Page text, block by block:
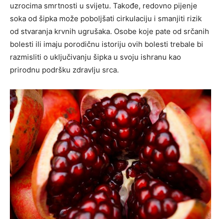
uzrocima smrtnosti u svijetu. Takođe, redovno pijenje
soka od šipka može poboljšati cirkulaciju i smanjiti rizik
od stvaranja krvnih ugrušaka. Osobe koje pate od srčanih
bolesti ili imaju porodičnu istoriju ovih bolesti trebale bi
razmisliti o uključivanju šipka u svoju ishranu kao
prirodnu podršku zdravlju srca.